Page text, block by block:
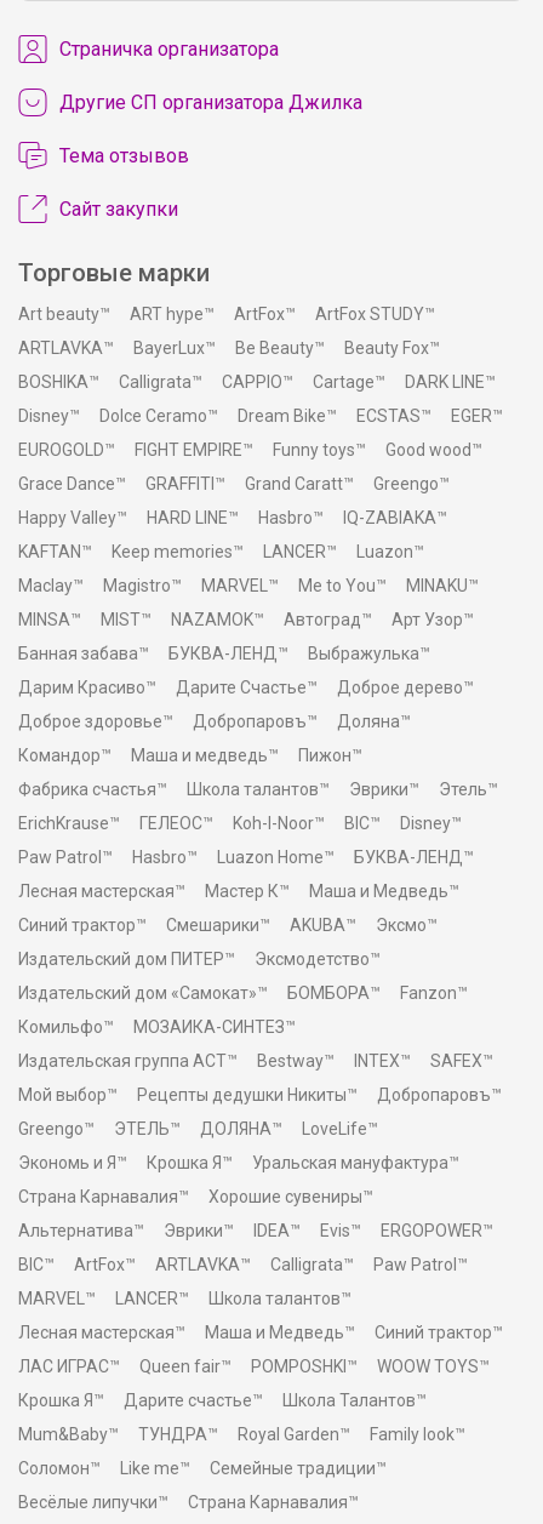
Cтраничка организатора
Другие СП организатора Джилка
Тема отзывов
Сайт закупки
Торговые марки
Art beauty™ ART hype™ ArtFox™
ArtFox STUDY™
ARTLAVKA™
BayerLux™ Be Beauty™
Beauty Fox™
BOSHIKA™
Calligrata™ CAPPIO™ Cartage™
DARK LINE™
Disney™
Dolce Ceramo™ Dream Bike™ ECSTAS™
EGER™
EUROGOLD™
FIGHT EMPIRE™ Funny toys™
Good wood™
Grace Dance™
GRAFFITI™ Grand Caratt™
Greengo™
Happy Valley™
HARD LINE™ Hasbro™
IQ-ZABIAKA™
KAFTAN™
Keep memories™ LANCER™
Luazon™
Maclay™
Magistro™ MARVEL™ Me to You™
MINAKU™
MINSA™
MIST™ NAZAMOK™ Автоград™
Арт Узор™
Банная забава™
БУКВА-ЛЕНД™
Выбражулька™
Дарим Красиво™
Дарите Счастье™
Доброе дерево™
Доброе здоровье™
Добропаровъ™
Доляна™
Командор™
Маша и медведь™
Пижон™
Фабрика счастья™
Школа талантов™ Эврики™
Этель™
ErichKrause™
ГЕЛЕОС™ Koh-I-Noor™ BIC™
Disney™
Paw Patrol™
Hasbro™ Luazon Home™
БУКВА-ЛЕНД™
Лесная мастерская™
Мастер К™
Маша и Медведь™
Синий трактор™
Смешарики™ AKUBA™
Эксмо™
Издательский дом ПИТЕР™
Эксмодетство™
Издательский дом «Самокат»™
БОМБОРА™
Fanzon™
Комильфо™
МОЗАИКА-СИНТЕЗ™
Издательская группа АСТ™
Bestway™ INTEX™
SAFEX™
Мой выбор™
Рецепты дедушки Никиты™
Добропаровъ™
Greengo™
ЭТЕЛЬ™ ДОЛЯНА™
LoveLife™
Экономь и Я™
Крошка Я™
Уральская мануфактура™
Страна Карнавалия™
Хорошие сувениры™
Альтернатива™
Эврики™ IDEA™ Evis™
ERGOPOWER™
BIC™
ArtFox™ ARTLAVKA™ Calligrata™
Paw Patrol™
MARVEL™
LANCER™
Школа талантов™
Лесная мастерская™
Маша и Медведь™
Синий трактор™
ЛАС ИГРАС™
Queen fair™ POMPOSHKI™
WOOW TOYS™
Крошка Я™
Дарите счастье™
Школа Талантов™
Mum&Baby™
ТУНДРА™ Royal Garden™
Family look™
Соломон™
Like me™
Семейные традиции™
Весёлые липучки™
Страна Карнавалия™